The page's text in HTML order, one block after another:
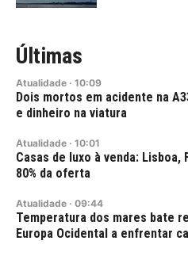
Últimas
Atualidade · 10:09
Dois mortos em acidente na
e dinheiro na viatura
Atualidade · 10:01
Casas de luxo à venda:
80% da oferta
Atualidade · 09:44
Temperatura dos mares bate
Europa Ocidental a enfrentar